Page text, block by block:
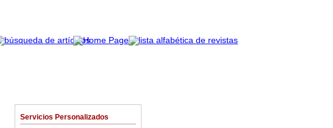
Servicios Personalizados